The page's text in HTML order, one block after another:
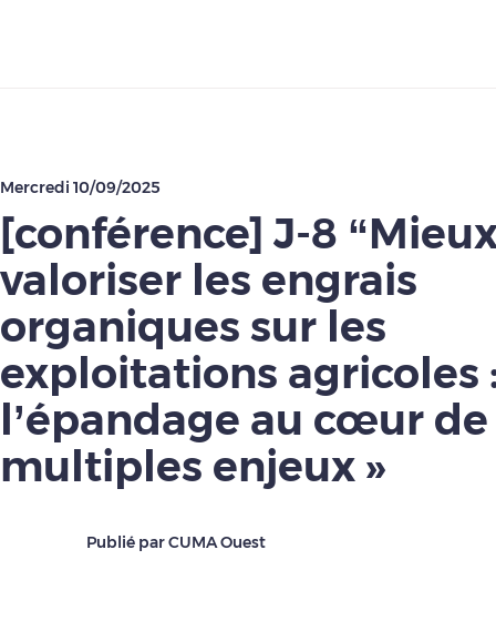
Mercredi 10/09/2025
[conférence] J-8
valoriser les engrais
organiques sur les
exploitations agricoles
l’épandage au cœur de
multiples enjeux »
Publié par CUMA Ouest